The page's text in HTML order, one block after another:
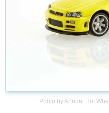
Photo by Annual Hot